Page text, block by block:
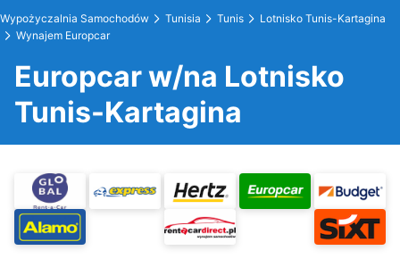
Wypożyczalnia Samochodów Tunisia Tunis
Lotnisko Tunis-Kartagina
Wynajem Europcar
Europcar w/na Lotnisko
Tunis-Kartagina